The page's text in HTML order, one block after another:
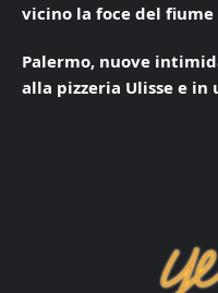
vicino la foce del fiume
Palermo, nuove
alla pizzeria Ulisse e in